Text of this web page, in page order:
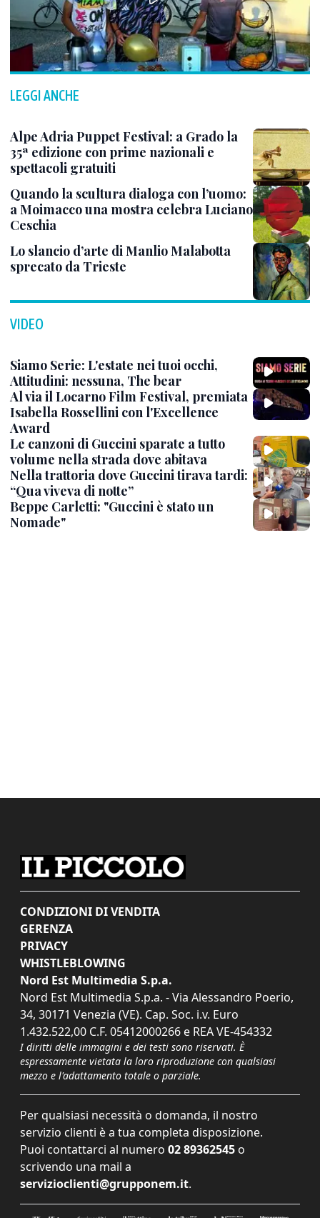
LEGGI ANCHE
Alpe Adria Puppet Festival: a Grado la
35ª edizione con prime nazionali e
spettacoli gratuiti
Quando la scultura dialoga con l’uomo:
a Moimacco una mostra celebra Luciano
Ceschia
Lo slancio d’arte di Manlio Malabotta
sprecato da Trieste
VIDEO
Siamo Serie: L'estate nei tuoi occhi,
Attitudini: nessuna, The bear
Al via il Locarno Film Festival, premiata
Isabella Rossellini con l'Excellence
Award
Le canzoni di Guccini sparate a tutto
volume nella strada dove abitava
Nella trattoria dove Guccini tirava tardi:
“Qua viveva di notte”
Beppe Carletti: "Guccini è stato un
Nomade"
CONDIZIONI DI VENDITA
GERENZA
PRIVACY
WHISTLEBLOWING
Nord Est Multimedia S.p.a.
Nord Est Multimedia S.p.a. - Via Alessandro Poerio,
34, 30171 Venezia (VE). Cap. Soc. i.v. Euro
1.432.522,00 C.F. 05412000266 e REA VE-454332
I diritti delle immagini e dei testi sono riservati. È
espressamente vietata la loro riproduzione con qualsiasi
mezzo e l'adattamento totale o parziale.
Per qualsiasi necessità o domanda, il nostro
servizio clienti è a tua completa disposizione.
Puoi contattarci al numero 02 89362545 o
scrivendo una mail a
servizioclienti@grupponem.it.